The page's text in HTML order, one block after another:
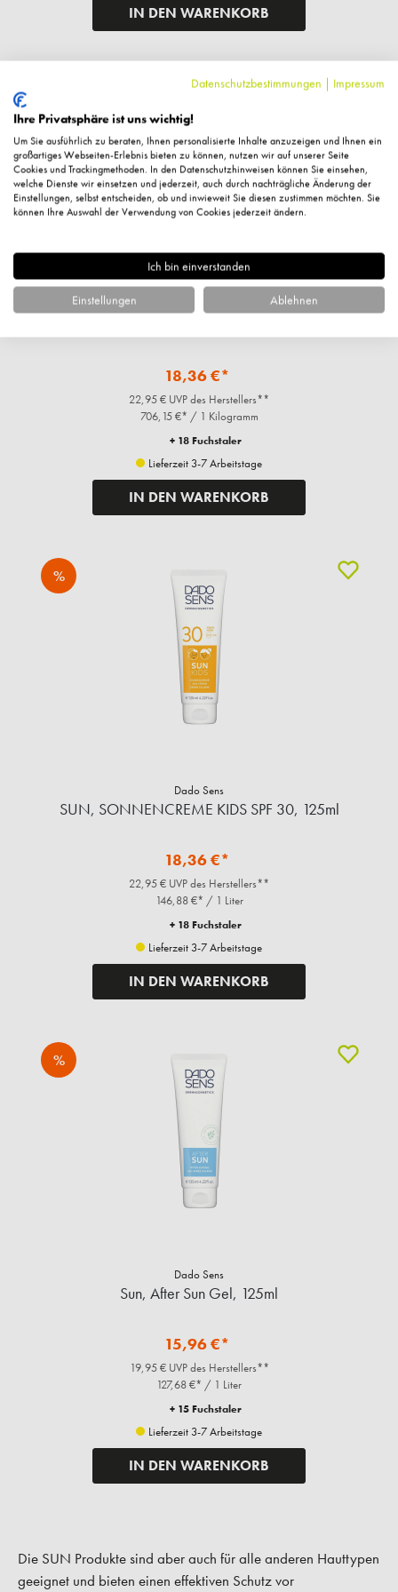
IN DEN WARENKORB
18,36 €*
22,95 € UVP des Herstellers**
706,15 €* / 1 Kilogramm
+ 18 Fuchstaler
Lieferzeit 3-7 Arbeitstage
IN DEN WARENKORB
%
Dado Sens
SUN, SONNENCREME KIDS SPF 30, 125ml
18,36 €*
22,95 € UVP des Herstellers**
146,88 €* / 1 Liter
+ 18 Fuchstaler
Lieferzeit 3-7 Arbeitstage
IN DEN WARENKORB
%
Dado Sens
Sun, After Sun Gel, 125ml
15,96 €*
19,95 € UVP des Herstellers**
127,68 €* / 1 Liter
+ 15 Fuchstaler
Lieferzeit 3-7 Arbeitstage
IN DEN WARENKORB
Die SUN Produkte sind aber auch für alle anderen Hauttypen
geeignet und bieten einen effektiven Schutz vor
Datenschutzbestimmungen | Impressum
Ihre Privatsphäre ist uns wichtig!
Um Sie ausführlich zu beraten, Ihnen personalisierte Inhalte anzuzeigen und Ihnen ein
großartiges Webseiten-Erlebnis bieten zu können, nutzen wir auf unserer Seite
Cookies und Trackingmethoden. In den Datenschutzhinweisen können Sie einsehen,
welche Dienste wir einsetzen und jederzeit, auch durch nachträgliche Änderung der
Einstellungen, selbst entscheiden, ob und inwieweit Sie diesen zustimmen möchten. Sie
können Ihre Auswahl der Verwendung von Cookies jederzeit ändern.
Ich bin einverstanden
Einstellungen Ablehnen